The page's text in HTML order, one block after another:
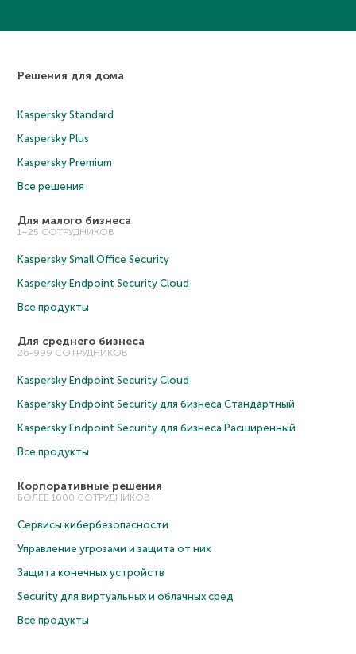
Решения для дома
Kaspersky Standard
Kaspersky Plus
Kaspersky Premium
Все решения
Для малого бизнеса
1–25 СОТРУДНИКОВ
Kaspersky Small Office Security
Kaspersky Endpoint Security Cloud
Все продукты
Для среднего бизнеса
26-999 СОТРУДНИКОВ
Kaspersky Endpoint Security Cloud
Kaspersky Endpoint Security для бизнеса Cтандартный
Kaspersky Endpoint Security для бизнеса Расширенный
Все продукты
Корпоративные решения
БОЛЕЕ 1000 СОТРУДНИКОВ
Сервисы кибербезопасности
Управление угрозами и защита от них
Защита конечных устройств
Security для виртуальных и облачных сред
Все продукты